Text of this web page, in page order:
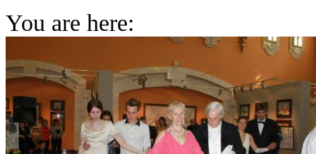
You are here: